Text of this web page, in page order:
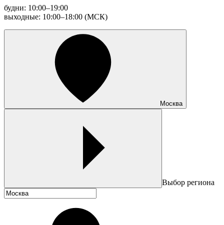
будни: 10:00–19:00
выходные: 10:00–18:00 (МСК)
Москва
Выбор региона